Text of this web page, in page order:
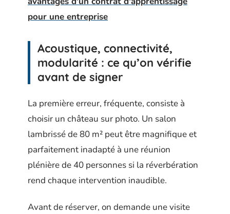
pour une entreprise
Acoustique, connectivité,
modularité : ce qu’on vérifie
avant de signer
La première erreur, fréquente, consiste à
choisir un château sur photo. Un salon
lambrissé de 80 m² peut être magnifique et
parfaitement inadapté à une réunion
plénière de 40 personnes si la réverbération
rend chaque intervention inaudible.
Avant de réserver, on demande une visite